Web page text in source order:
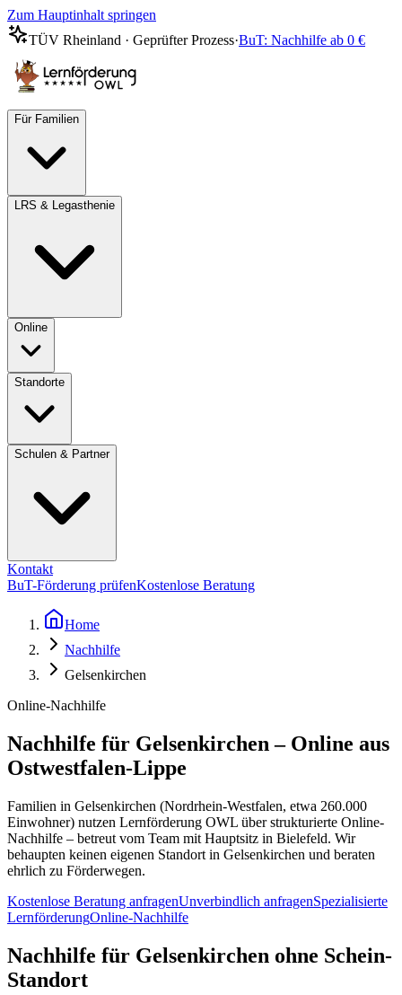
Zum Hauptinhalt springen
TÜV Rheinland · Geprüfter Prozess·BuT: Nachhilfe ab 0 €
Für Familien
LRS & Legasthenie
Online
Standorte
Schulen & Partner
Kontakt
BuT-Förderung prüfenKostenlose Beratung
Home
Nachhilfe
Gelsenkirchen
Online-Nachhilfe
Nachhilfe für Gelsenkirchen – Online aus
Ostwestfalen-Lippe
Familien in Gelsenkirchen (Nordrhein-Westfalen, etwa 260.000
Einwohner) nutzen Lernförderung OWL über strukturierte Online-
Nachhilfe – betreut vom Team mit Hauptsitz in Bielefeld. Wir
behaupten keinen eigenen Standort in Gelsenkirchen und beraten
ehrlich zu Förderwegen.
Kostenlose Beratung anfragenUnverbindlich anfragenSpezialisierte
LernförderungOnline-Nachhilfe
Nachhilfe für Gelsenkirchen ohne Schein-
Standort